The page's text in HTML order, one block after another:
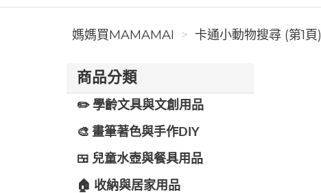
媽媽買MAMAMAI 卡通小動物搜尋 (第1頁)
商品分類
✏️ 學齡文具與文創用品
🎨 畫筆著色與手作DIY
🍱 兒童水壺與餐具用品
🏠 收納與居家用品